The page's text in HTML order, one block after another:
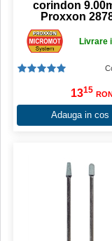
corindon
Proxxon
Livrare
1315 RON
Adauga in cos